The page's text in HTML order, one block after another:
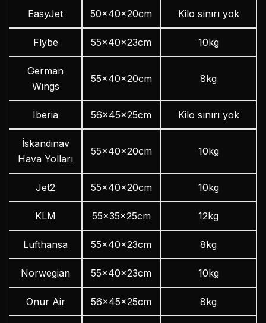
EasyJet 50x40x20cm Kilo sınırı yok
Flybe 55x40x23cm 10kg
German
Wings
55x40x20cm 8kg
Iberia 56x45x25cm Kilo sınırı yok
İskandinav
Hava Yolları
55x40x20cm 10kg
Jet2 55x40x20cm 10kg
KLM 55x35x25cm 12kg
Lufthansa 55x40x23cm 8kg
Norwegian 55x40x23cm 10kg
Onur Air 56x45x25cm 8kg